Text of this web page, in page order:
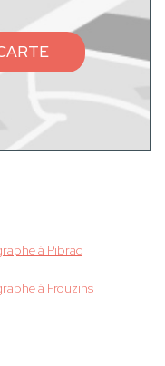
à Pibrac
à Frouzins